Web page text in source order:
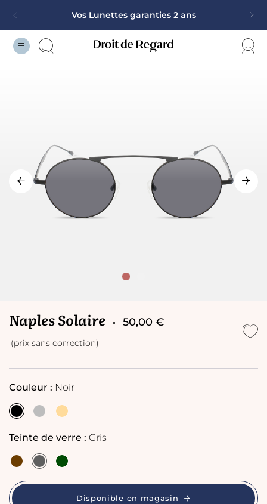
Vos Lunettes garanties 2 ans
Monture offerte sur la deuxième paire
100% remboursé pour toutes mutuelles et toutes
Naples Solaire 50,00 €
(prix sans correction)
Couleur : Noir
Teinte de verre : Gris
Disponible en magasin